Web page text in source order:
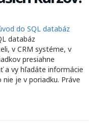
databáz
v CRM systéme, v
presiahne
a vy hľadáte informácie
je v poriadku. Práve